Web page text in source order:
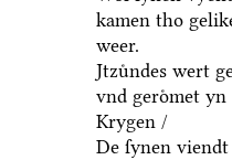
kamen tho
weer.
Jtzuͤndes wert
vnd geroͤmet yn
Krygen /
De ſynen